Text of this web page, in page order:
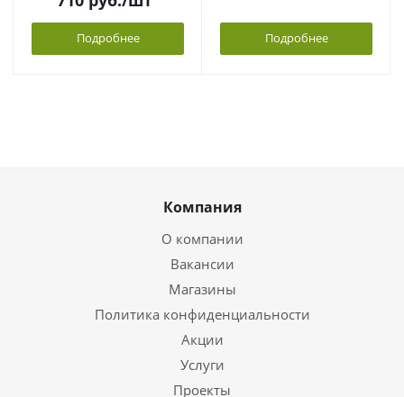
Подробнее Подробнее
Компания
О компании
Вакансии
Магазины
Политика конфиденциальности
Акции
Услуги
Проекты